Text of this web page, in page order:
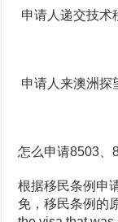
申请人递交技术
申请人来澳洲探
怎么申请8503、
根据移民条例申
免，移民条例的